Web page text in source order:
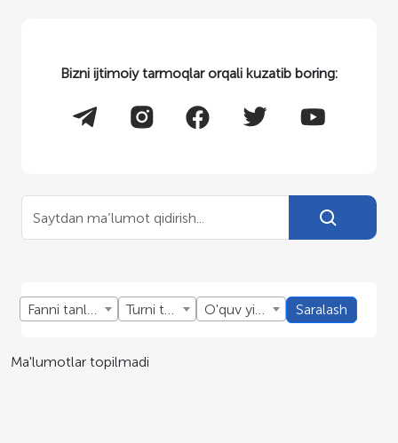
Bizni ijtimoiy tarmoqlar orqali kuzatib boring:
Fanni tanlang Turni tanlang O'quv yillini tanlang Saralash
Ma'lumotlar topilmadi